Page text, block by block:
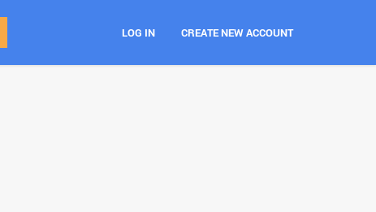
LOG IN CREATE NEW ACCOUNT